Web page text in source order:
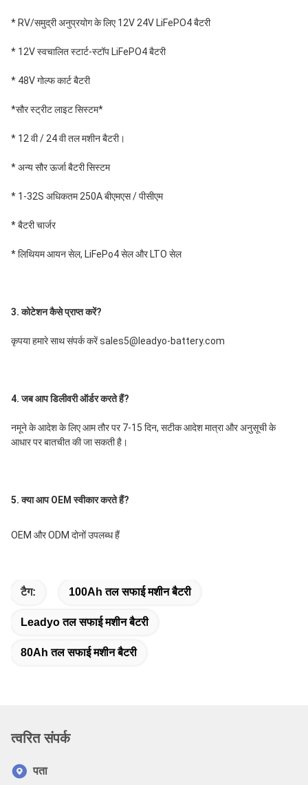
* RV/समुद्री अनुप्रयोग के लिए 12V 24V LiFePO4 बैटरी
* 12V स्वचालित स्टार्ट-स्टॉप LiFePO4 बैटरी
* 48V गोल्फ कार्ट बैटरी
*सौर स्ट्रीट लाइट सिस्टम*
* 12 वी / 24 वी तल मशीन बैटरी।
* अन्य सौर ऊर्जा बैटरी सिस्टम
* 1-32S अधिकतम 250A बीएमएस / पीसीएम
* बैटरी चार्जर
* लिथियम आयन सेल, LiFePo4 सेल और LTO सेल
3. कोटेशन कैसे प्राप्त करें?
कृपया हमारे साथ संपर्क करें sales5@leadyo-battery.com
4. जब आप डिलीवरी ऑर्डर करते हैं?
नमूने के आदेश के लिए आम तौर पर 7-15 दिन, सटीक आदेश मात्रा और अनुसूची के
आधार पर बातचीत की जा सकती है।
5. क्या आप OEM स्वीकार करते हैं?
OEM और ODM दोनों उपलब्ध हैं
टैग: 100Ah तल सफाई मशीन बैटरी
Leadyo तल सफाई मशीन बैटरी
80Ah तल सफाई मशीन बैटरी
त्वरित संपर्क
पता